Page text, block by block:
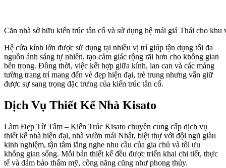
Căn nhà sở hữu kiến trúc tân cổ và sử dụng hệ mái giả Thái cho
Hệ cửa kính lớn được sử dụng tại nhiều vị trí giúp tận dụng tối đa
nguồn ánh sáng tự nhiên, tạo cảm giác rộng rãi hơn cho không gian
bên trong. Đồng thời, việc kết hợp giữa kính, lan can và các mảng
tường trang trí mang đến vẻ đẹp hiện đại, trẻ trung nhưng vẫn giữ
được sự sang trọng đặc trưng của kiến trúc tân cổ.
Dịch Vụ Thiết Kế Nhà Kisato
Làm Đẹp Từ Tâm – Kiến Trúc Kisato chuyên cung cấp dịch vụ
thiết kế nhà hiện đại, nhà vườn mái Nhật, biệt thự với đội ngũ giàu
kinh nghiệm, tận tâm lắng nghe nhu cầu của gia chủ và tối ưu
không gian sống. Mỗi bản thiết kế đều được triển khai chi tiết, thực
tế và đảm bảo thẩm mỹ, công năng cũng như phong thủy.